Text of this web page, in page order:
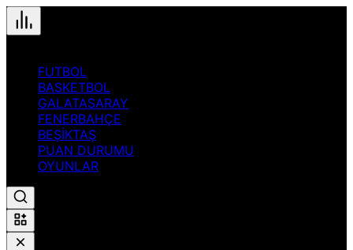
FUTBOL
BASKETBOL
GALATASARAY
FENERBAHÇE
BEŞİKTAŞ
PUAN DURUMU
OYUNLAR